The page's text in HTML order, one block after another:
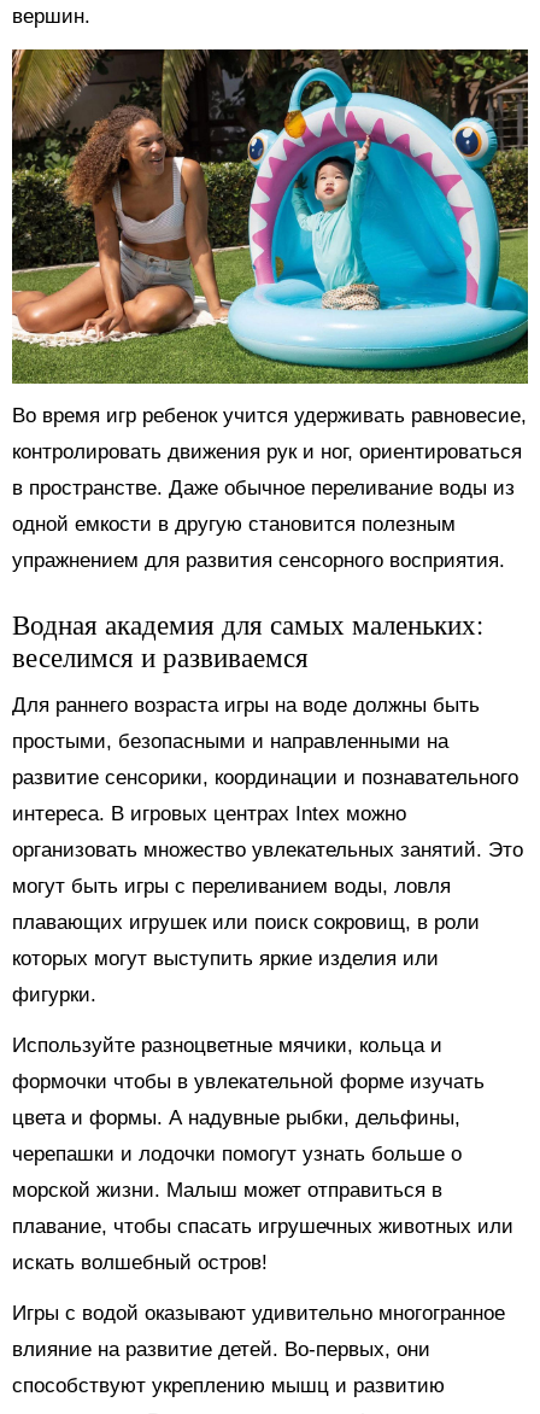
вершин.
Во время игр ребенок учится удерживать равновесие,
контролировать движения рук и ног, ориентироваться
в пространстве. Даже обычное переливание воды из
одной емкости в другую становится полезным
упражнением для развития сенсорного восприятия.
Водная академия для самых маленьких:
веселимся и развиваемся
Для раннего возраста игры на воде должны быть
простыми, безопасными и направленными на
развитие сенсорики, координации и познавательного
интереса. В игровых центрах Intex можно
организовать множество увлекательных занятий. Это
могут быть игры с переливанием воды, ловля
плавающих игрушек или поиск сокровищ, в роли
которых могут выступить яркие изделия или
фигурки.
Используйте разноцветные мячики, кольца и
формочки чтобы в увлекательной форме изучать
цвета и формы. А надувные рыбки, дельфины,
черепашки и лодочки помогут узнать больше о
морской жизни. Малыш может отправиться в
плавание, чтобы спасать игрушечных животных или
искать волшебный остров!
Игры с водой оказывают удивительно многогранное
влияние на развитие детей. Во-первых, они
способствуют укреплению мышц и развитию